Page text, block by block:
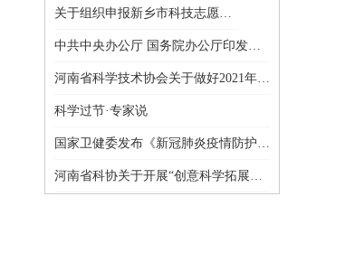
关于组织申报新乡市科技志愿服务试点建设的通知
中共中央办公厅 国务院办公厅印发《关于新时代进一步加强科学技术普及工作的意见》
河南省科学技术协会关于做好2021年度科普项目结项验收工作的通知
科学过节·专家说
国家卫健委发布《新冠肺炎疫情防护指导手册》
河南省科协关于开展“创意科学拓展计划” 科学实验器材公益捐赠活动的通知